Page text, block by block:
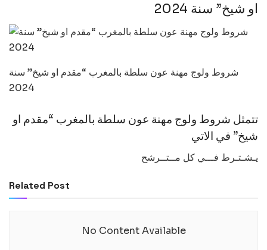
او شيخ” سنة 2024
شروط ولوج مهنة عون سلطة بالمغرب “مقدم او شيخ” سنة
2024
تتمثل شروط ولوج مهنة عون سلطة بالمغرب “مقدم او
شيخ” في الاتي
يـشـتـرط فـــي كل مــتــرشح
Related Post
No Content Available